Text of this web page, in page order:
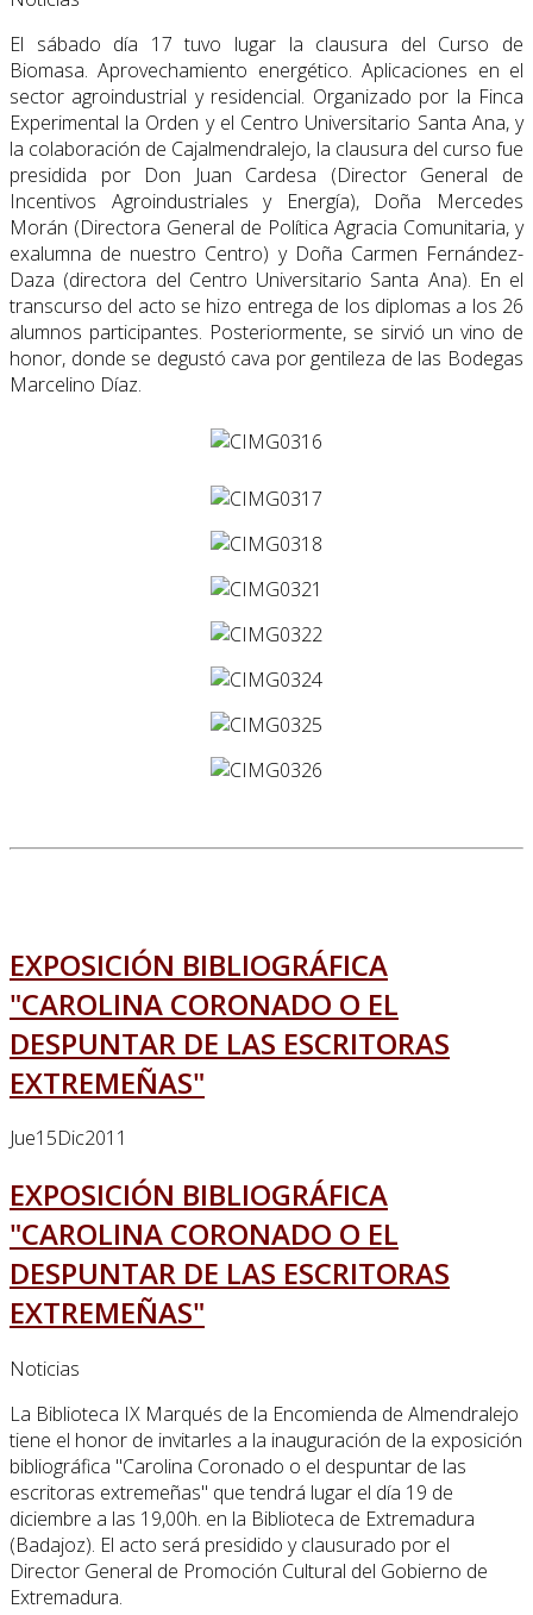
El sábado día 17 tuvo lugar la clausura del Curso de
Biomasa. Aprovechamiento energético. Aplicaciones en el
sector agroindustrial y residencial. Organizado por la Finca
Experimental la Orden y el Centro Universitario Santa Ana, y
la colaboración de Cajalmendralejo, la clausura del curso fue
presidida por Don Juan Cardesa (Director General de
Incentivos Agroindustriales y Energía), Doña Mercedes
Morán (Directora General de Política Agracia Comunitaria, y
exalumna de nuestro Centro) y Doña Carmen Fernández-
Daza (directora del Centro Universitario Santa Ana). En el
transcurso del acto se hizo entrega de los diplomas a los 26
alumnos participantes. Posteriormente, se sirvió un vino de
honor, donde se degustó cava por gentileza de las Bodegas
Marcelino Díaz.
EXPOSICIÓN BIBLIOGRÁFICA
"CAROLINA CORONADO O EL
DESPUNTAR DE LAS ESCRITORAS
EXTREMEÑAS"
Jue15Dic2011
EXPOSICIÓN BIBLIOGRÁFICA
"CAROLINA CORONADO O EL
DESPUNTAR DE LAS ESCRITORAS
EXTREMEÑAS"
Noticias
La Biblioteca IX Marqués de la Encomienda de Almendralejo
tiene el honor de invitarles a la inauguración de la exposición
bibliográfica "Carolina Coronado o el despuntar de las
escritoras extremeñas" que tendrá lugar el día 19 de
diciembre a las 19,00h. en la Biblioteca de Extremadura
(Badajoz). El acto será presidido y clausurado por el
Director General de Promoción Cultural del Gobierno de
Extremadura.